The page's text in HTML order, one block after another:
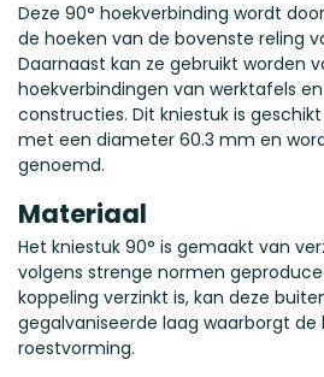
Deze 90° hoekverbinding wordt
de hoeken van de bovenste reling
Daarnaast kan ze gebruikt worden
hoekverbindingen van werktafels
constructies. Dit kniestuk is
met een diameter 60.3 mm en
genoemd.
Materiaal
Het kniestuk 90° is gemaakt van
volgens strenge normen
koppeling verzinkt is, kan deze
gegalvaniseerde laag waarborgt
roestvorming.